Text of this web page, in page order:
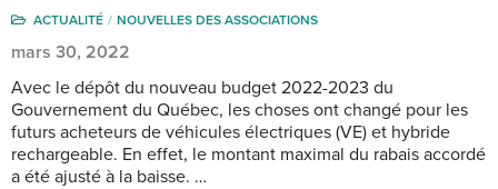
ACTUALITÉ NOUVELLES DES ASSOCIATIONS
mars 30, 2022
Avec le dépôt du nouveau budget 2022-2023 du
Gouvernement du Québec, les choses ont changé pour les
futurs acheteurs de véhicules électriques (VE) et hybride
rechargeable. En effet, le montant maximal du rabais accordé
a été ajusté à la baisse. …